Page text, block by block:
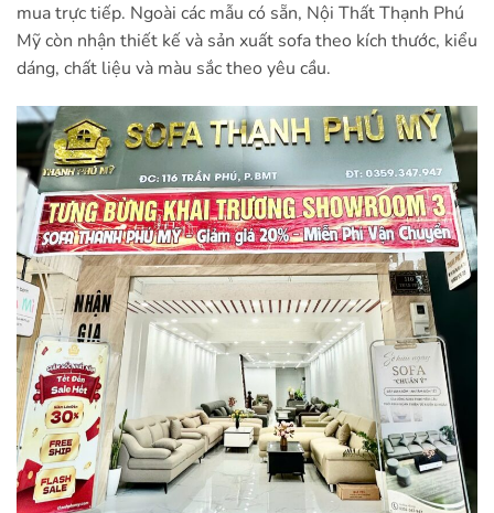
mua trực tiếp. Ngoài các mẫu có sẵn, Nội Thất Thạnh Phú
Mỹ còn nhận thiết kế và sản xuất sofa theo kích thước, kiểu
dáng, chất liệu và màu sắc theo yêu cầu.